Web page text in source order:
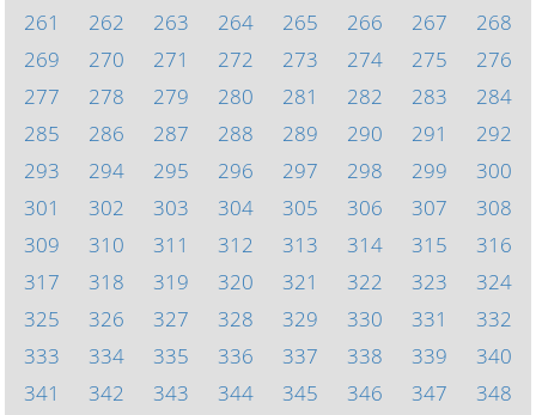
261
262 263 264 265 266 267
268
269
270 271 272 273 274 275
276
277
278 279 280 281 282 283
284
285
286 287 288 289 290 291
292
293
294 295 296 297 298 299
300
301
302 303 304 305 306 307
308
309
310 311 312 313 314 315
316
317
318 319 320 321 322 323
324
325
326 327 328 329 330 331
332
333
334 335 336 337 338 339
340
341
342 343 344 345 346 347
348